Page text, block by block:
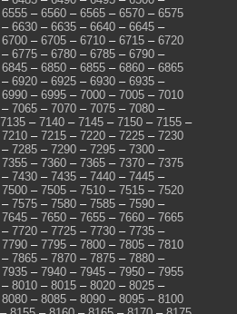
6555 – 6560 – 6565 – 6570 – 6575
– 6630 – 6635 – 6640 – 6645 –
6700 – 6705 – 6710 – 6715 – 6720
– 6775 – 6780 – 6785 – 6790 –
6845 – 6850 – 6855 – 6860 – 6865
– 6920 – 6925 – 6930 – 6935 –
6990 – 6995 – 7000 – 7005 – 7010
– 7065 – 7070 – 7075 – 7080 –
7135 – 7140 – 7145 – 7150 – 7155 –
7210 – 7215 – 7220 – 7225 – 7230
– 7285 – 7290 – 7295 – 7300 –
7355 – 7360 – 7365 – 7370 – 7375
– 7430 – 7435 – 7440 – 7445 –
7500 – 7505 – 7510 – 7515 – 7520
– 7575 – 7580 – 7585 – 7590 –
7645 – 7650 – 7655 – 7660 – 7665
– 7720 – 7725 – 7730 – 7735 –
7790 – 7795 – 7800 – 7805 – 7810
– 7865 – 7870 – 7875 – 7880 –
7935 – 7940 – 7945 – 7950 – 7955
– 8010 – 8015 – 8020 – 8025 –
8080 – 8085 – 8090 – 8095 – 8100